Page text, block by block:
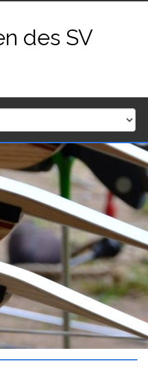
des SV